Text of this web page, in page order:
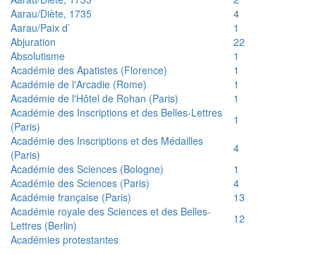
Aarau/Diète, 1735
4
Aarau/Paix d’
1
Abjuration
22
Absolutisme
1
Académie des Apatistes (Florence)
1
Académie de l'Arcadie (Rome)
1
Académie de l'Hôtel de Rohan (Paris)
1
Académie des Inscriptions et des Belles-Lettres
(Paris)
1
Académie des Inscriptions et des Médailles
(Paris)
4
Académie des Sciences (Bologne)
1
Académie des Sciences (Paris)
4
Académie française (Paris)
13
Académie royale des Sciences et des Belles-
Lettres (Berlin)
12
Académies protestantes